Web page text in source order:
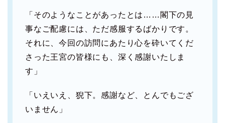
「そのようなことがあったとは……閣下の見
事なご配慮には、ただ感服するばかりです。
それに、今回の訪問にあたり心を砕いてくだ
さった王宮の皆様にも、深く感謝いたしま
す」
「いえいえ、猊下。感謝など、とんでもござ
いません」